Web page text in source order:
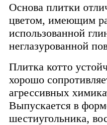
Основа плитки
цветом, имеющим
использованной
неглазурованной
Плитка котто
хорошо
агрессивных
Выпускается в
шестиугольника,